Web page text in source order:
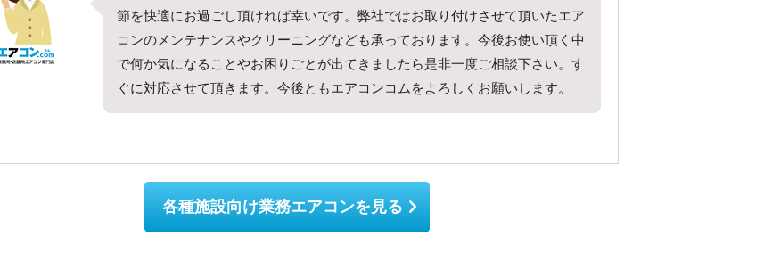
節を快適にお過ごし頂ければ幸いです。弊社ではお取り付けさせて頂いたエア
コンのメンテナンスやクリーニングなども承っております。今後お使い頂く中
で何か気になることやお困りごとが出てきましたら是非一度ご相談下さい。す
ぐに対応させて頂きます。今後ともエアコンコムをよろしくお願いします。
各種施設向け業務エアコンを見る